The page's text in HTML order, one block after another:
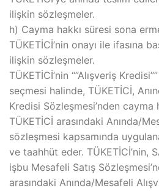
ilişkin sözleşmeler.
h) Cayma hakkı süresi sona
TÜKETİCİ’nin onayı ile ifasına
ilişkin sözleşmeler.
TÜKETİCİ’nin “”Alışveriş
seçmesi halinde, TÜKETİCİ,
Kredisi Sözleşmesi’nden cayma
TÜKETİCİ arasındaki Anında/
sözleşmesi kapsamında
ve taahhüt eder. TÜKETİCİ’nin,
işbu Mesafeli Satış
arasındaki Anında/Mesafeli